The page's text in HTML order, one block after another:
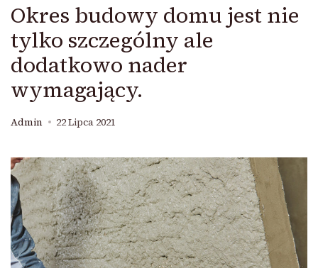
Okres budowy domu jest nie
tylko szczególny ale
dodatkowo nader
wymagający.
Admin 22 Lipca 2021